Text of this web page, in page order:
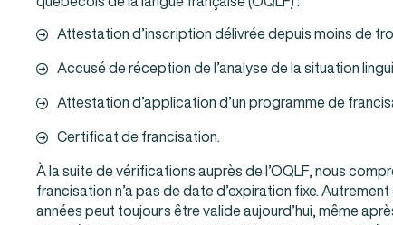
Attestation d’inscription délivrée depuis moins de
Accusé de réception de l’analyse de la situation
Attestation d’application d’un programme de
Certificat de francisation.
À la suite de vérifications auprès de l’OQLF, nous
francisation n’a pas de date d’expiration fixe.
années peut toujours être valide aujourd’hui, même